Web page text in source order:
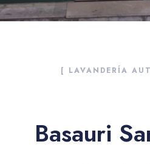
[ LAVANDERÍA
Basauri